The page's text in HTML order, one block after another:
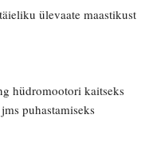
ülevaate maastikust
hüdromootori kaitseks
puhastamiseks